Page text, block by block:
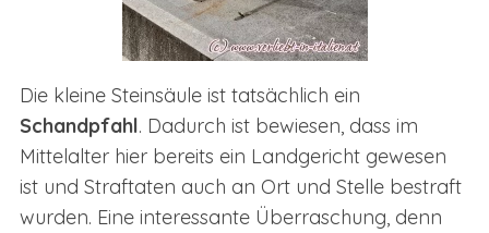
Die kleine Steinsäule ist tatsächlich ein
Schandpfahl. Dadurch ist bewiesen, dass im
Mittelalter hier bereits ein Landgericht gewesen
ist und Straftaten auch an Ort und Stelle bestraft
wurden. Eine interessante Überraschung, denn